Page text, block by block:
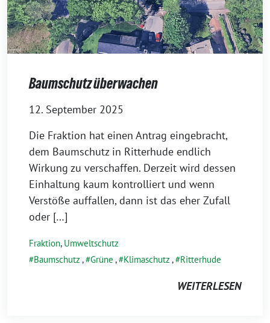
Baumschutz überwachen
12. September 2025
Die Fraktion hat einen Antrag eingebracht,
dem Baumschutz in Ritterhude endlich
Wirkung zu verschaffen. Derzeit wird dessen
Einhaltung kaum kontrolliert und wenn
Verstöße auffallen, dann ist das eher Zufall
oder […]
Fraktion, Umweltschutz
Baumschutz , Grüne , Klimaschutz , Ritterhude
WEITERLESEN